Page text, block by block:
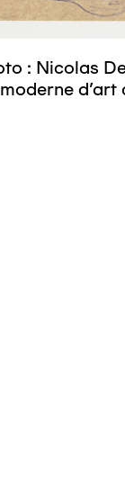
: Nicolas